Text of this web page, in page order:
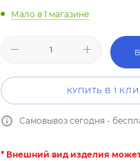
Мало в 1 магазине
КУПИТЬ В 1
Самовывоз сегодня -
* Внешний вид изделия может